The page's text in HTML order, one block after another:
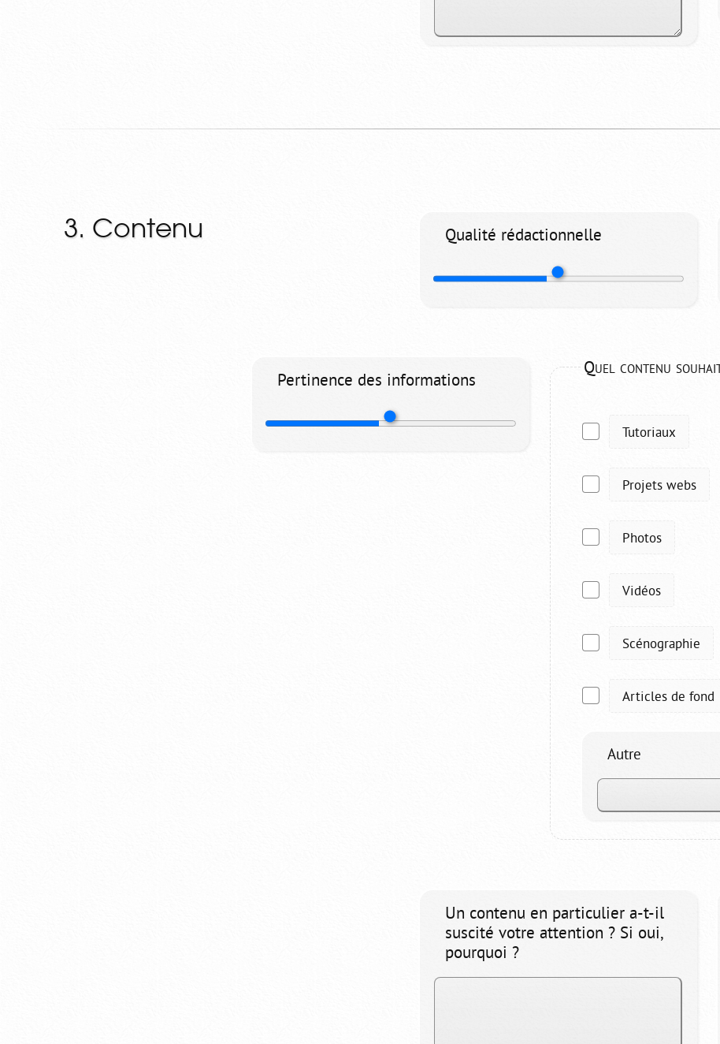
3. Contenu Qualité rédactionnelle
Pertinence des informations
Quel contenu
Tutoriaux
Projets webs
Photos
Vidéos
Scénographie
Articles de fond
Autre
Un contenu en particulier a-t-il
suscité votre attention ? Si oui,
pourquoi ?